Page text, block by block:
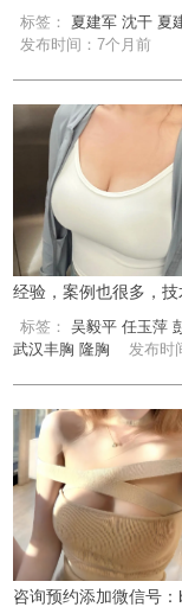
标签： 夏建军 沈干 夏
发布时间：7个月前
经验，案例也很多，
标签：吴毅平 任玉萍
武汉丰胸 隆胸 发布时
咨询预约添加微信号